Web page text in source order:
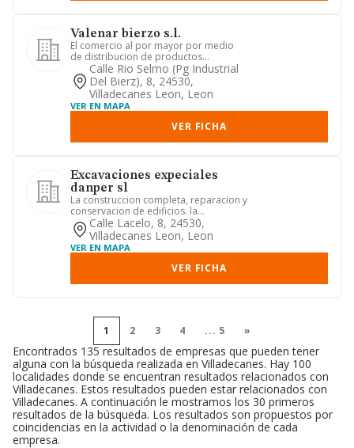
Valenar bierzo s.l.
El comercio al por mayor por medio
de distribucion de productos
alimenticios y bebidas. envasado de...
Calle Rio Selmo (pg Industrial
Del Bierz), 8, 24530,
Villadecanes Leon, Leon
VER EN MAPA
VER FICHA
Excavaciones expeciales
danper sl
La construccion completa, reparacion y
conservacion de edificios. la
consolidacion y preparacion de...
Calle Lacelo, 8, 24530,
Villadecanes Leon, Leon
VER EN MAPA
VER FICHA
1 2 3 4 ... 5 »
Encontrados 135 resultados de empresas que pueden tener
alguna con la búsqueda realizada en Villadecanes. Hay 100
localidades donde se encuentran resultados relacionados con
Villadecanes. Estos resultados pueden estar relacionados con
Villadecanes. A continuación le mostramos los 30 primeros
resultados de la búsqueda. Los resultados son propuestos por
coincidencias en la actividad o la denominación de cada
empresa.